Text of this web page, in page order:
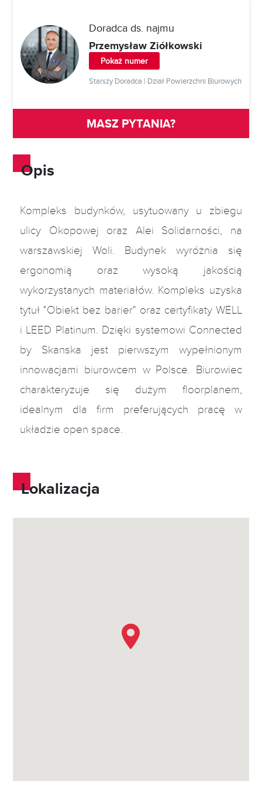
Doradca ds. najmu
Przemysław Ziółkowski
Pokaż numer
Starszy Doradca | Dział Powierzchni Biurowych
MASZ PYTANIA?
Opis
Kompleks budynków, usytuowany u zbiegu
ulicy Okopowej oraz Alei Solidarności, na
warszawskiej Woli. Budynek wyróżnia się
ergonomią oraz wysoką jakością
wykorzystanych materiałów. Kompleks uzyska
tytuł "Obiekt bez barier" oraz certyfikaty WELL
i LEED Platinum. Dzięki systemowi Connected
by Skanska jest pierwszym wypełnionym
innowacjami biurowcem w Polsce. Biurowiec
charakteryzuje się dużym floorplanem,
idealnym dla firm preferujących pracę w
układzie open space.
Lokalizacja